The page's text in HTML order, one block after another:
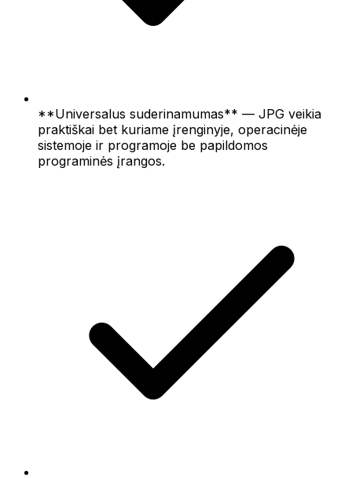
**Universalus suderinamumas** — JPG veikia
praktiškai bet kuriame įrenginyje, operacinėje
sistemoje ir programoje be papildomos
programinės įrangos.